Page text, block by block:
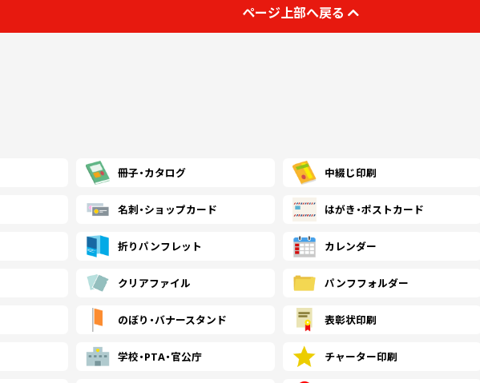
(￥130,260 税込)
(￥199,010 税込)
￥201,754
￥222,590(税抜)
ページ上部へ戻る
冊子・カタログ 中綴じ印刷
名刺・ショップカード はがき・ポストカード
折りパンフレット カレンダー
クリアファイル パンフフォルダー
のぼり・バナースタンド 表彰状印刷
学校・PTA・官公庁 チャーター印刷